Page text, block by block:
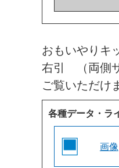
おもいやり
右引 （両側
ご覧いただけ
各種データ・ラ
画像